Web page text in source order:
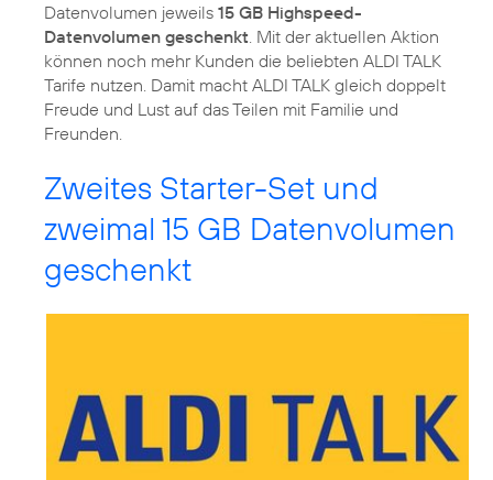
Datenvolumen jeweils 15 GB Highspeed-
Datenvolumen geschenkt. Mit der aktuellen Aktion
können noch mehr Kunden die beliebten ALDI TALK
Tarife nutzen. Damit macht ALDI TALK gleich doppelt
Freude und Lust auf das Teilen mit Familie und
Freunden.
Zweites Starter-Set und
zweimal 15 GB Datenvolumen
geschenkt